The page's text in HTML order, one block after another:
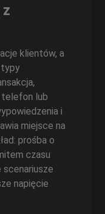
klientów, a
typy
telefon lub
i
miejsce na
prośba o
czasu
scenariusze
napięcie